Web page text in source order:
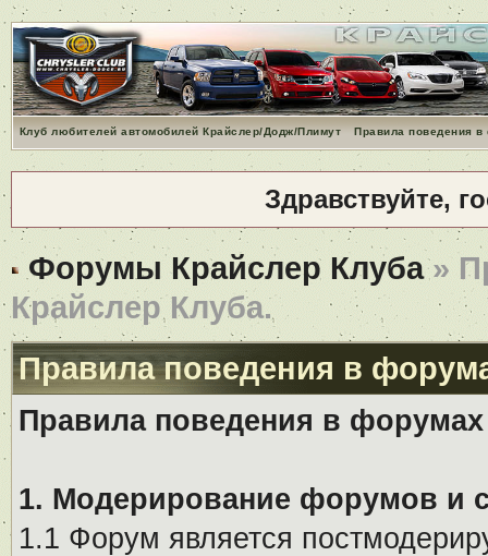
Клуб любителей автомобилей Крайслер/Додж/Плимут Правила поведения
Здравствуйте,
Форумы Крайслер Клуба»
Крайслер Клуба.
Правила поведения в
Правила поведения в
1. Модерирование форумов и
1.1 Форум является